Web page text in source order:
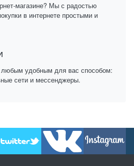
магазине? Мы с радостью
в интернете простыми и
удобным для вас способом:
сети и мессенджеры.